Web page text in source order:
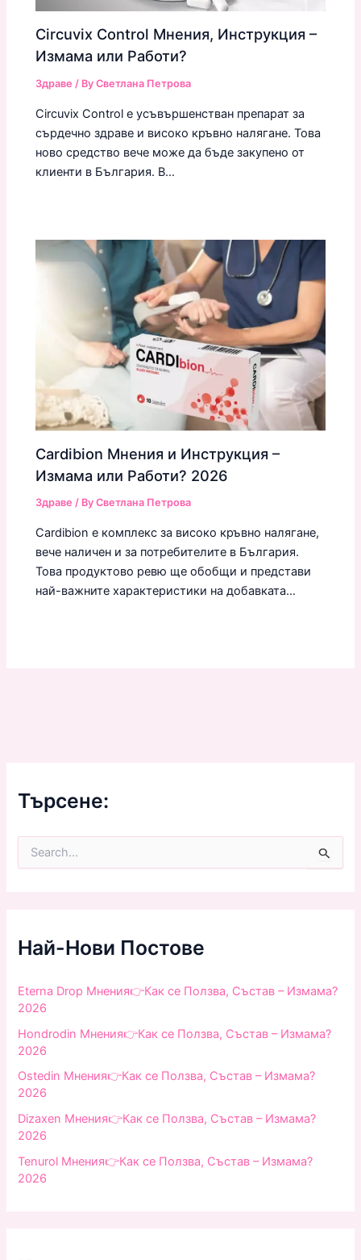
Circuvix Control Мнения, Инструкция –
Измама или Работи?
Здраве / ByСветлана Петрова
Circuvix Control е усъвършенстван препарат за
сърдечно здраве и високо кръвно налягане. Това
ново средство вече може да бъде закупено от
клиенти в България. В…
Cardibion Мнения и Инструкция –
Измама или Работи? 2026
Здраве / ByСветлана Петрова
Cardibion е комплекс за високо кръвно налягане,
вече наличен и за потребителите в България.
Това продуктово ревю ще обобщи и представи
най-важните характеристики на добавката…
Търсене:
f
o
:
Най-Нови Постове
Eterna Drop Мнения👉Как се Ползва, Състав – Измама?
2026
Hondrodin Мнения👉Как се Ползва, Състав – Измама?
2026
Ostedin Мнения👉Как се Ползва, Състав – Измама?
2026
Dizaxen Мнения👉Как се Ползва, Състав – Измама?
2026
Tenurol Мнения👉Как се Ползва, Състав – Измама?
2026